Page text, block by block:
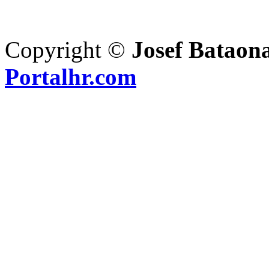
Copyright © Josef
Portalhr.com